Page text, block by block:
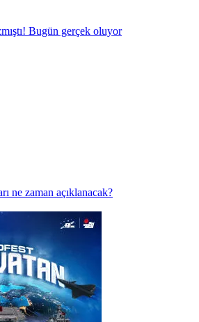
Bugün gerçek oluyor
ne zaman açıklanacak?